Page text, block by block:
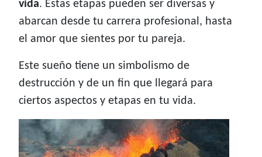
vida. Estas etapas pueden ser diversas y
abarcan desde tu carrera profesional, hasta
el amor que sientes por tu pareja.
Este sueño tiene un simbolismo de
destrucción y de un fin que llegará para
ciertos aspectos y etapas en tu vida.